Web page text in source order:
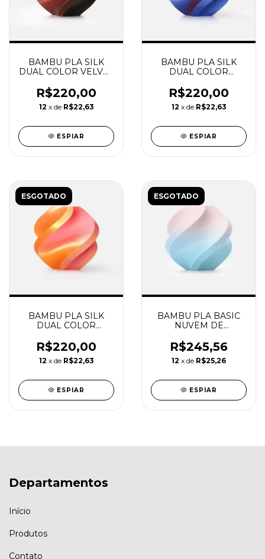
BAMBU PLA SILK
DUAL COLOR VELVET
CARRETEL
REUTILIZAVEL
BAMBU
R$220,00
12 x de R$22,63
ESPIAR
BAMBU PLA SILK
DUAL COLOR
COM CARRETEL
REUTILIZAVEL
BAMBU
R$220,00
12 x de R$22,63
ESPIAR
ESGOTADO
BAMBU PLA SILK
DUAL COLOR
CARRETEL
REUTILIZAVEL
BAMBU
R$220,00
12 x de R$22,63
ESPIAR
ESGOTADO
BAMBU PLA BASIC
NUVEM DE
COM CARRETEL
REUTILIZAVEL
BAMBU
R$245,56
12 x de R$25,26
ESPIAR
Departamentos
Início
Produtos
Contato